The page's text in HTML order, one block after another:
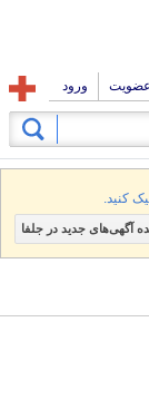
عضویت ورود
کنید.
آگهی‌های جدید در جلفا